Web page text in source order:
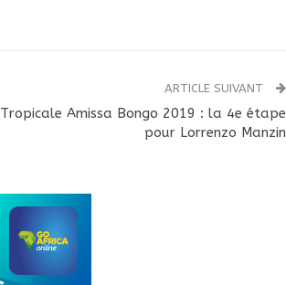
ARTICLE SUIVANT
Tropicale Amissa Bongo 2019 : la 4e étape
pour Lorrenzo Manzin